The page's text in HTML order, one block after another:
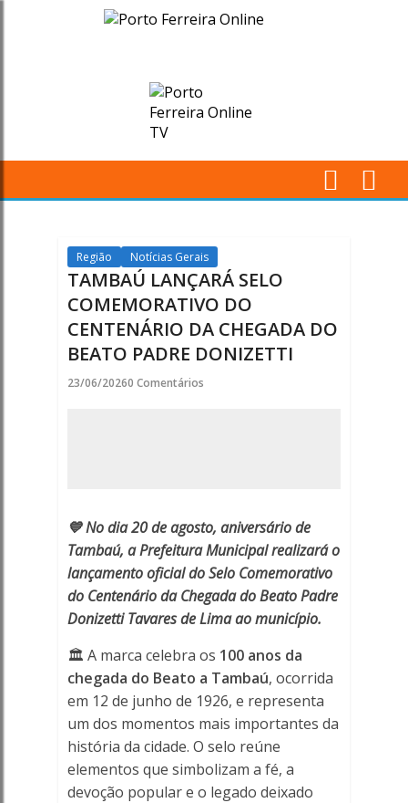
TAMBAÚ
SELO
COMEMORATIVO
DA
CHEGADA
DO
BEATO
Porto
Ferreira
Online
-
Porto
Ferreira
Online
Região Notícias Gerais
TAMBAÚ LANÇARÁ SELO
COMEMORATIVO DO
CENTENÁRIO DA CHEGADA DO
BEATO PADRE DONIZETTI
23/06/20260 Comentários
💙 No dia 20 de agosto, aniversário de
Tambaú, a Prefeitura Municipal realizará o
lançamento oficial do Selo Comemorativo
do Centenário da Chegada do Beato Padre
Donizetti Tavares de Lima ao município.
🏛️ A marca celebra os 100 anos da
chegada do Beato a Tambaú, ocorrida
em 12 de junho de 1926, e representa
um dos momentos mais importantes da
história da cidade. O selo reúne
elementos que simbolizam a fé, a
devoção popular e o legado deixado